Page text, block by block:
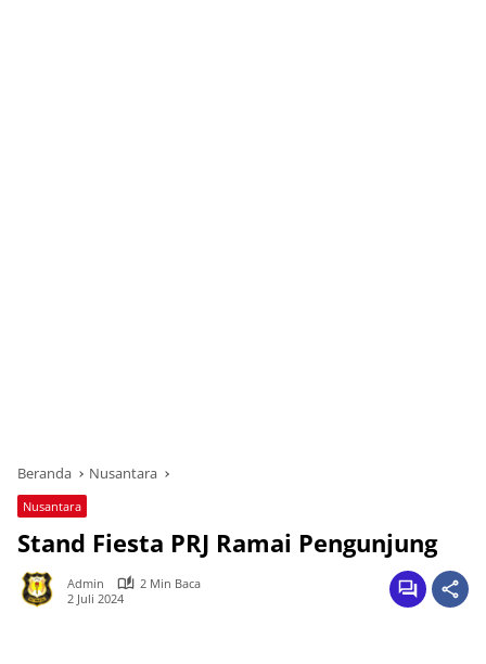
Beranda Nusantara
Nusantara
Stand Fiesta PRJ Ramai Pengunjung
Admin
2 Min Baca
2 Juli 2024